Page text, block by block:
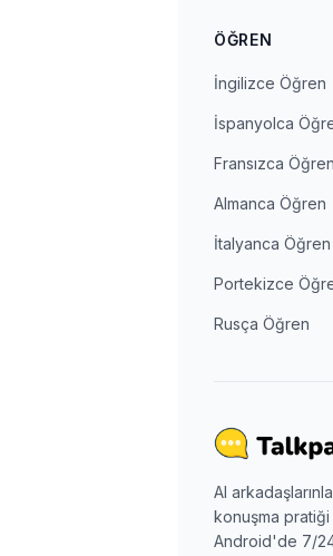
ÖĞREN
İngilizce Öğren
İspanyolca
Fransızca Öğren
Almanca Öğren
İtalyanca Öğren
Portekizce
Rusça Öğren
AI
konuşma
Android'de 7/24